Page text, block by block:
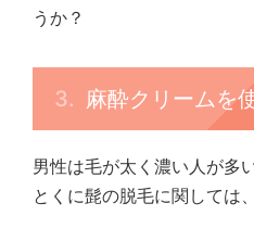
うか？
麻酔クリームを
男性は毛が太く濃い人が多
とくに髭の脱毛に関しては